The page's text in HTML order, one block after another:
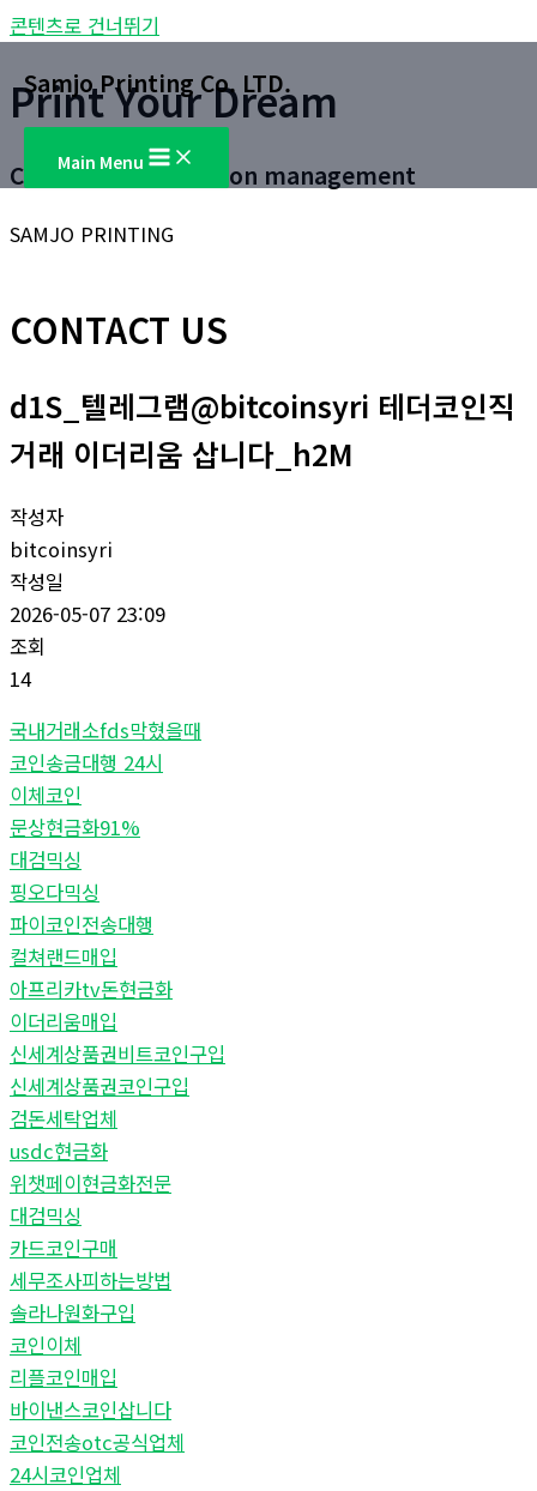
콘텐츠로 건너뛰기
Samjo Printing Co. LTD.
Main Menu
Print Your Dream
Customer satisfaction management
SAMJO PRINTING
CONTACT US
d1S_텔레그램@bitcoinsyri 테더코인직
거래 이더리움 삽니다_h2M
작성자
bitcoinsyri
작성일
2026-05-07 23:09
조회
14
국내거래소fds막혔을때
코인송금대행 24시
이체코인
문상현금화91%
대검믹싱
핑오다믹싱
파이코인전송대행
컬쳐랜드매입
아프리카tv돈현금화
이더리움매입
신세계상품권비트코인구입
신세계상품권코인구입
검돈세탁업체
usdc현금화
위챗페이현금화전문
대검믹싱
카드코인구매
세무조사피하는방법
솔라나원화구입
코인이체
리플코인매입
바이낸스코인삽니다
코인전송otc공식업체
24시코인업체